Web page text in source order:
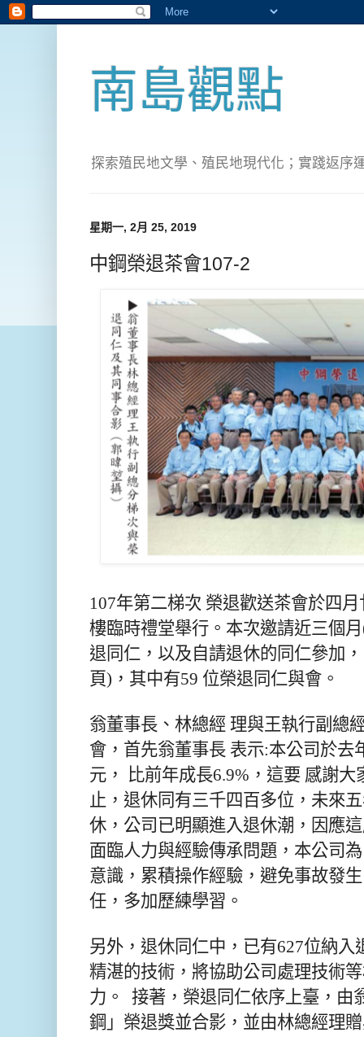
南島觀點
探索殖民地文學、殖民地現代化；實踐返序
星期一, 2月 25, 2019
中鋼榮退茶會107-2
107年第二梯次 榮退歡送茶會於四
樓臨時禮堂舉行。本次邀請近三個
退同仁，以及自請退休的同仁參加
頁)，其中有59 位榮退同仁與會。
翁董事長、林總經 理與王執行副總
會，首先翁董事長 表示:本公司於去
元， 比前年成長6.9%，這要 感謝
止，退休同有三千四百多位，未來
休，公司已明顯進入退休潮，因應
面臨人力與經驗傳承問題，本公司
意識，累積操作經驗，避免事故發
任，多加歷練學習。
另外，退休同仁中，已有627位納入
精湛的技術，將協助公司處理技術
力。 接著，榮退同仁依序上臺，由
鋼」榮退獎並合影，並由林總經理